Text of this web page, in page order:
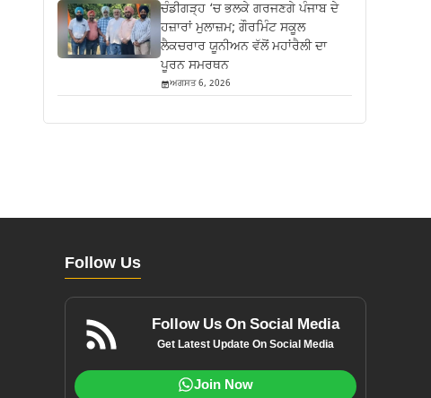
ਚੰਡੀਗੜ੍ਹ ‘ਚ ਭਲਕੇ ਗਰਜਣਗੇ ਪੰਜਾਬ ਦੇ
ਹਜ਼ਾਰਾਂ ਮੁਲਾਜ਼ਮ; ਗੌਰਮਿੰਟ ਸਕੂਲ
ਲੈਕਚਰਾਰ ਯੂਨੀਅਨ ਵੱਲੋਂ ਮਹਾਂਰੈਲੀ ਦਾ
ਪੂਰਨ ਸਮਰਥਨ
ਅਗਸਤ 6, 2026
Follow Us
Follow Us On Social Media
Get Latest Update On Social Media
Join Now